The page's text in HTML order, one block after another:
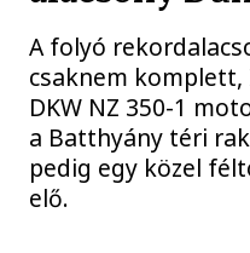
A folyó
csaknem
DKW NZ 350-1
a Batthyány téri
pedig egy közel
elő.